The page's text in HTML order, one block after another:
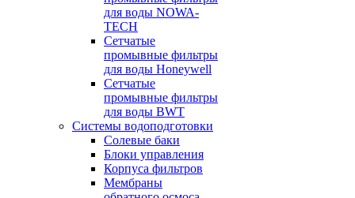
для воды NOWA-
TECH
Сетчатые
промывные фильтры
для воды Honeywell
Сетчатые
промывные фильтры
для воды BWT
Системы водоподготовки
Солевые баки
Блоки управления
Корпуса фильтров
Мембраны